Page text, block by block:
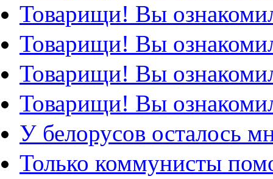
Товарищи! Вы
Товарищи! Вы
Товарищи! Вы
Товарищи! Вы
У белорусов осталось
Только коммунисты